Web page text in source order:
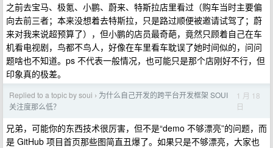
之前去宝马、极氪、小鹏、蔚来、特斯拉店里看过（购车当时主要偏
向去前三者；本来没想着去特斯拉，只是路过顺便被邀请试驾了；蔚
来对我来说超预算了），但小鹏的店员最奇葩，竟然只顾着自己在车
机看电视剧，鸟都不鸟人，好像在车里看车耽误了她时间似的，问问
题啥也不知道。ps 不代表一般情况，也可能只是那个店刚好不行，但
印象真的极差。
Replied to a topic by soui › 为什么自己开发的跨平台开发框架 SOUI
关注度那么低？
1 月 18
日
兄弟，可能你的东西技术很厉害，但不是“demo 不够漂亮”的问题，而
是 GitHub 项目首页那些图简直丑爆了。如果只是不够漂亮，大家也